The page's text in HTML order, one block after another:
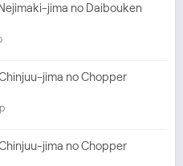
jima no Daibouken
jima no Chopper
jima no Chopper